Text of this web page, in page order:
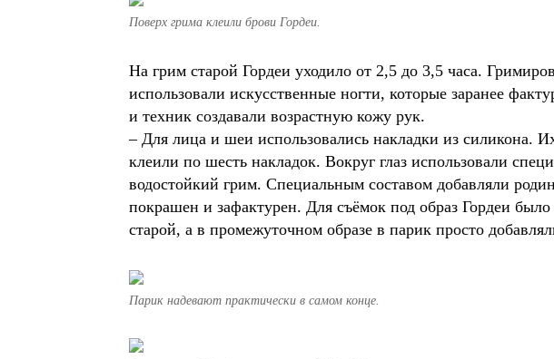
Поверх грима клеили брови Гордеи.
На грим старой Гордеи уходило от 2,5 до 3,5 часа.
использовали искусственные ногти, которые заранее
и техник создавали возрастную кожу рук.
– Для лица и шеи использовались накладки из силикона.
клеили по шесть накладок. Вокруг глаз использовали
водостойкий грим. Специальным составом добавляли
покрашен и зафактурен. Для съёмок под образ Гордеи
старой, а в промежуточном образе в парик просто
Парик надевают практически в самом конце.